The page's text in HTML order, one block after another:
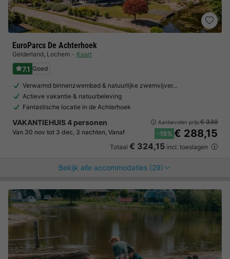
EuroParcs De Achterhoek
Gelderland, Lochem Kaart
7.1 Goed
Verwarmd binnenzwembad & natuurlijke zwemvijver…
Actieve vakantie & natuurbeleving
Fantastische locatie in de Achterhoek
VAKANTIEHUIS 4 personen
Van 30 nov tot 3 dec, 3 nachten, Vanaf
Aanbevolen prijs:€ 339
-15% € 288,15
Totaal € 324,15 incl. toeslagen
Bekijk alle accommodaties (29)